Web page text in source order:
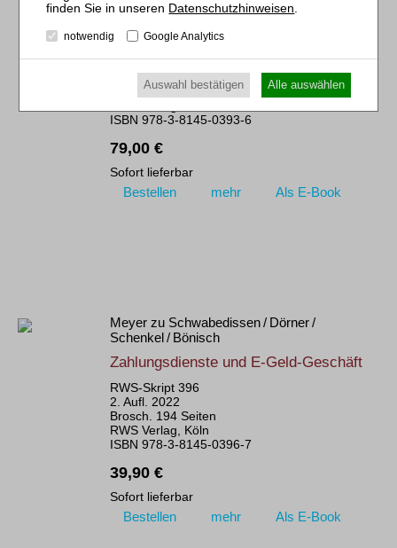
Kapitalmarktrecht
Das Recht der Finanzinstrumente
RWS-Skript 393
1. Aufl. 2022
Brosch. 452 Seiten
ISBN 978-3-8145-0393-6
79,00 €
Sofort lieferbar
Bestellen mehr Als E-Book
Meyer zu Schwabedissen / Dörner /
Schenkel / Bönisch
Zahlungsdienste und E-Geld-Geschäft
RWS-Skript 396
2. Aufl. 2022
Brosch. 194 Seiten
RWS Verlag, Köln
ISBN 978-3-8145-0396-7
39,90 €
Sofort lieferbar
Bestellen mehr Als E-Book
Datenschutzhinweisen.
notwendig Google Analytics
Auswahl bestätigen Alle auswählen